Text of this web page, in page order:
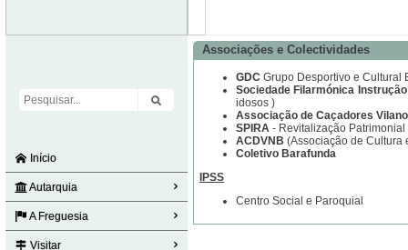
Início
Autarquia
A Freguesia
Visitar
Associações e Colectividades
GDC Grupo Desportivo e Cultural
Sociedade Filarmónica
idosos )
Associação de Caçadores
SPIRA - Revitalização Patrimonial
ACDVNB (Associação de Cultura
Coletivo Barafunda
IPSS
Centro Social e Paroquial